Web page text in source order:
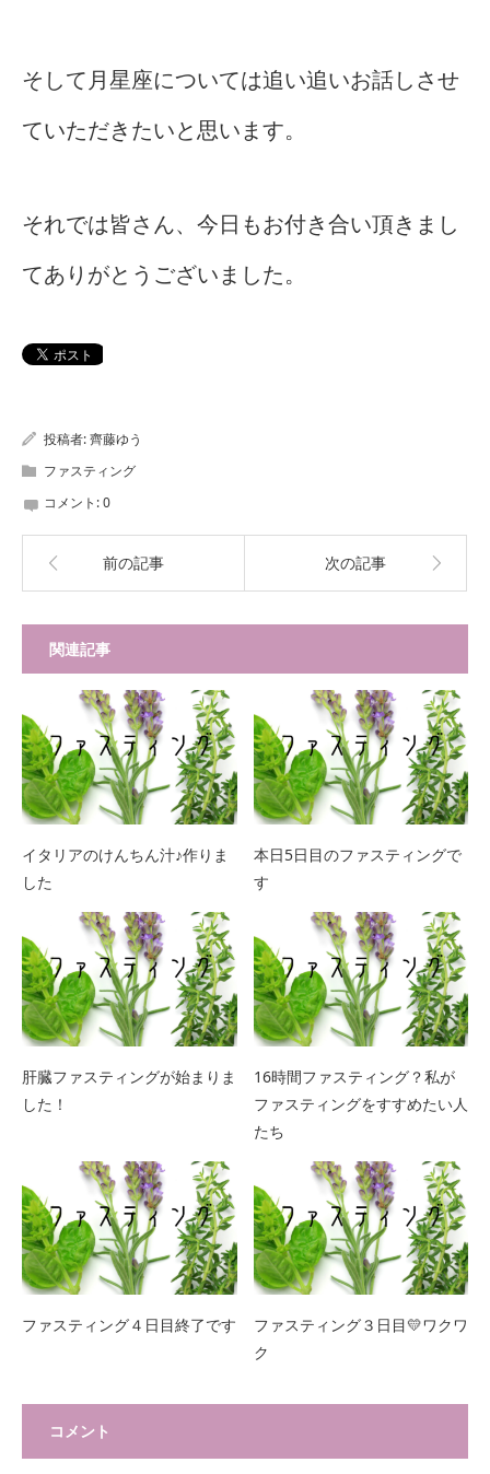
そして月星座については追い追いお話しさせ
ていただきたいと思います。
それでは皆さん、今日もお付き合い頂きまし
てありがとうございました。
投稿者:齊藤ゆう
ファスティング
コメント:0
前の記事 次の記事
関連記事
イタリアのけんちん汁♪作りま
した
本日5日目のファスティングで
す
肝臓ファスティングが始まりま
した！
16時間ファスティング？私が
ファスティングをすすめたい人
たち
ファスティング４日目終了です
ファスティング３日目💛ワクワ
ク
コメント